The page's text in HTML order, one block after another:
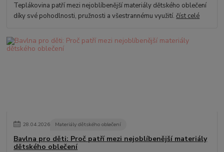
Teplákovina patří mezi nejoblíbenější materiály dětského oblečení
díky své pohodlnosti, pružnosti a všestrannému využití.číst celé
28.04.2026 Materiály dětského oblečení
Bavlna pro děti: Proč patří mezi nejoblíbenější materiály
dětského oblečení